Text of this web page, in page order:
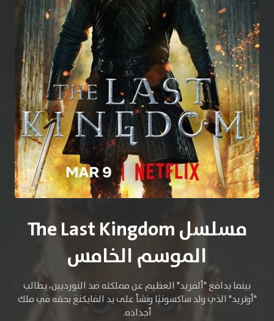
مسلسل The Last Kingdom
الموسم الخامس
بينما يدافع "ألفريد" العظيم عن مملكته ضد النورديين، يطالب
"أوتريد" الذي ولد ساكسونيًا ونشأ على يد الفايكنغ بحقه في ملك
أجداده.